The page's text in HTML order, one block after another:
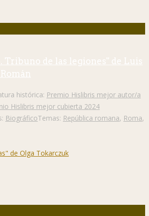
Tribuno de las legiones" de Luis
histórica: Premio Hislibris mejor autor/a
Hislibris mejor cubierta 2024
BiográficoTemas: República romana, Roma,